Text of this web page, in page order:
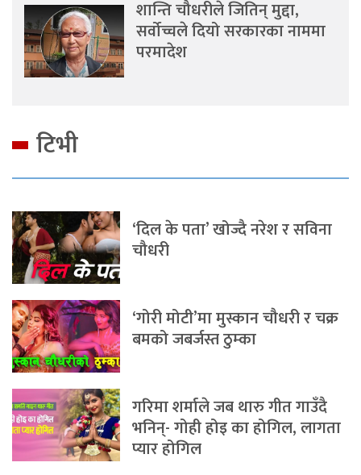
शान्ति चौधरीले जितिन् मुद्दा,
सर्वोच्चले दियो सरकारका नाममा
परमादेश
टिभी
‘दिल के पता’ खोज्दै नरेश र सविना
चौधरी
‘गोरी मोटी’मा मुस्कान चौधरी र चक्र
बमको जबर्जस्त ठुम्का
गरिमा शर्माले जब थारु गीत गाउँदै
भनिन्- गोही होइ का होगिल, लागता
प्यार होगिल